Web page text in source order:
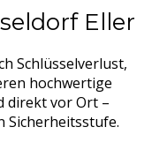
Eller
Schlüsselverlust,
hochwertige
direkt vor Ort –
Sicherheitsstufe.